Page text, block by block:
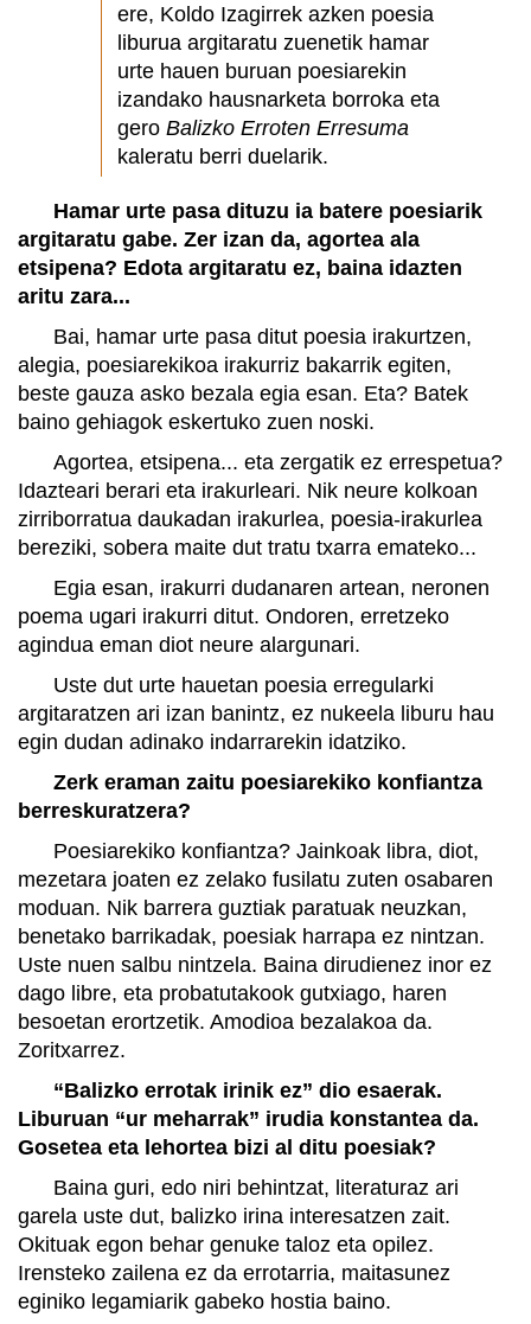
ere, Koldo Izagirrek azken poesia
liburua argitaratu zuenetik hamar
urte hauen buruan poesiarekin
izandako hausnarketa borroka eta
gero Balizko Erroten Erresuma
kaleratu berri duelarik.
Hamar urte pasa dituzu ia batere poesiarik
argitaratu gabe. Zer izan da, agortea ala
etsipena? Edota argitaratu ez, baina idazten
aritu zara...
Bai, hamar urte pasa ditut poesia irakurtzen,
alegia, poesiarekikoa irakurriz bakarrik egiten,
beste gauza asko bezala egia esan. Eta? Batek
baino gehiagok eskertuko zuen noski.
Agortea, etsipena... eta zergatik ez errespetua?
Idazteari berari eta irakurleari. Nik neure kolkoan
zirriborratua daukadan irakurlea, poesia-irakurlea
bereziki, sobera maite dut tratu txarra emateko...
Egia esan, irakurri dudanaren artean, neronen
poema ugari irakurri ditut. Ondoren, erretzeko
agindua eman diot neure alargunari.
Uste dut urte hauetan poesia erregularki
argitaratzen ari izan banintz, ez nukeela liburu hau
egin dudan adinako indarrarekin idatziko.
Zerk eraman zaitu poesiarekiko konfiantza
berreskuratzera?
Poesiarekiko konfiantza? Jainkoak libra, diot,
mezetara joaten ez zelako fusilatu zuten osabaren
moduan. Nik barrera guztiak paratuak neuzkan,
benetako barrikadak, poesiak harrapa ez nintzan.
Uste nuen salbu nintzela. Baina dirudienez inor ez
dago libre, eta probatutakook gutxiago, haren
besoetan erortzetik. Amodioa bezalakoa da.
Zoritxarrez.
“Balizko errotak irinik ez” dio esaerak.
Liburuan “ur meharrak” irudia konstantea da.
Gosetea eta lehortea bizi al ditu poesiak?
Baina guri, edo niri behintzat, literaturaz ari
garela uste dut, balizko irina interesatzen zait.
Okituak egon behar genuke taloz eta opilez.
Irensteko zailena ez da errotarria, maitasunez
eginiko legamiarik gabeko hostia baino.